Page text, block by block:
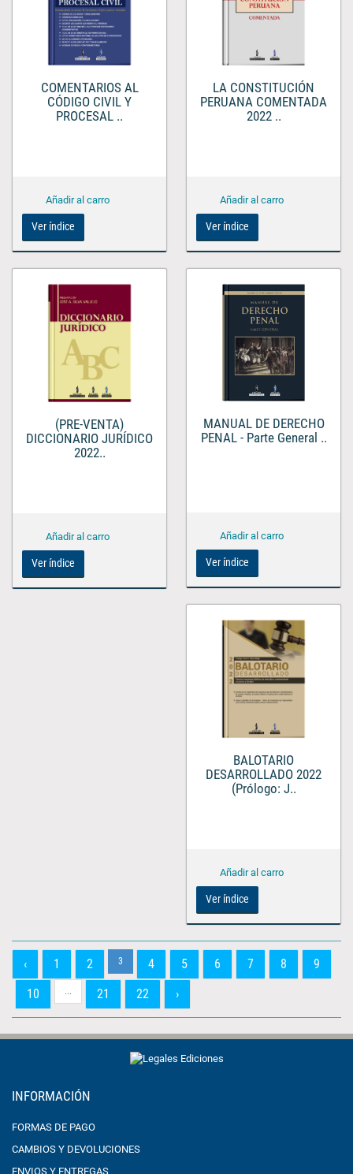
COMENTARIOS AL
CÓDIGO CIVIL Y
PROCESAL ..
Ver índice
LA CONSTITUCIÓN
PERUANA COMENTADA
2022 ..
Ver índice
(PRE-VENTA)
DICCIONARIO JURÍDICO
2022..
Ver índice
MANUAL DE DERECHO
PENAL - Parte General ..
Ver índice
BALOTARIO
DESARROLLADO 2022
(Prólogo: J..
Ver índice
‹ 1 2 3 4 5 6 7 8
9
10
... 21 22 ›
INFORMACIÓN
FORMAS DE PAGO
CAMBIOS Y DEVOLUCIONES
ENVIOS Y ENTREGAS